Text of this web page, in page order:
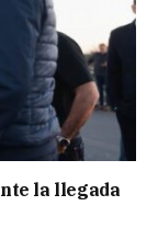
la llegada